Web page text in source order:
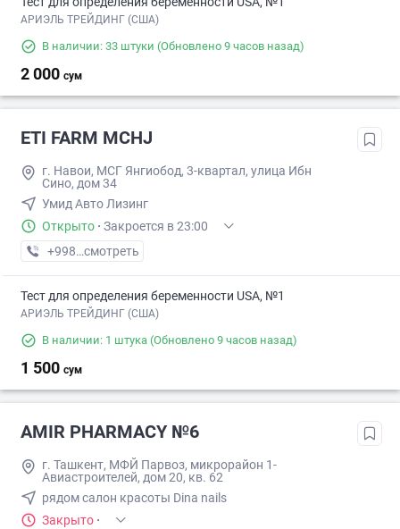
АРИЭЛЬ ТРЕЙДИНГ (США)
В наличии: 33 штуки (Обновлено 9 часов назад)
2 000 сум
ETI FARM MCHJ
г. Навои, МСГ Янгиобод, 3-квартал, улица Ибн
Сино, дом 34
Умид Авто Лизинг
Открыто · Закроется в 23:00
+998 (94) XXX-XX-XX
смотреть
Тест для определения беременности USA, №1
АРИЭЛЬ ТРЕЙДИНГ (США)
В наличии: 1 штука (Обновлено 9 часов назад)
1 500 сум
AMIR PHARMACY №6
г. Ташкент, МФЙ Парвоз, микрорайон 1-
Авиастроителей, дом 20, кв. 62
рядом салон красоты Dina nails
Закрыто ·